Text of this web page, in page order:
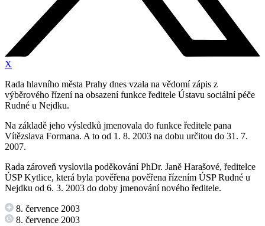
X
Rada hlavního města Prahy dnes vzala na vědomí zápis z
výběrového řízení na obsazení funkce ředitele Ústavu sociální péče
Rudné u Nejdku.
Na základě jeho výsledků jmenovala do funkce ředitele pana
Vítězslava Formana. A to od 1. 8. 2003 na dobu určitou do 31. 7.
2007.
Rada zároveň vyslovila poděkování PhDr. Janě Harašové, ředitelce
ÚSP Kytlice, která byla pověřena pověřena řízením ÚSP Rudné u
Nejdku od 6. 3. 2003 do doby jmenování nového ředitele.
8. července 2003
8. července 2003